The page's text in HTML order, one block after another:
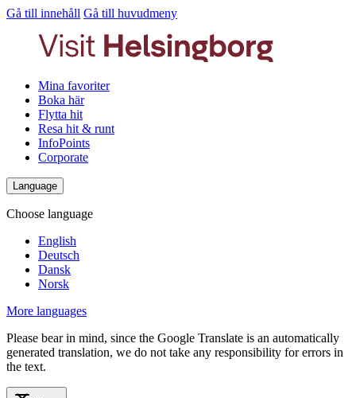
Gå till innehåll Gå till huvudmeny
Mina favoriter
Boka här
Flytta hit
Resa hit & runt
InfoPoints
Corporate
Language
Choose language
English
Deutsch
Dansk
Norsk
More languages
Please bear in mind, since the Google Translate is an automatically
generated translation, we do not take any responsibility for errors in
the text.